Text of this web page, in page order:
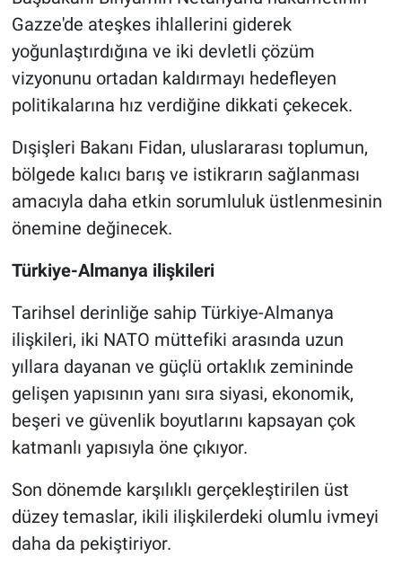
Gazze'de ateşkes ihlallerini giderek
yoğunlaştırdığına ve iki devletli çözüm
vizyonunu ortadan kaldırmayı hedefleyen
politikalarına hız verdiğine dikkati çekecek.
Dışişleri Bakanı Fidan, uluslararası toplumun,
bölgede kalıcı barış ve istikrarın sağlanması
amacıyla daha etkin sorumluluk üstlenmesinin
önemine değinecek.
Türkiye-Almanya ilişkileri
Tarihsel derinliğe sahip Türkiye-Almanya
ilişkileri, iki NATO müttefiki arasında uzun
yıllara dayanan ve güçlü ortaklık zemininde
gelişen yapısının yanı sıra siyasi, ekonomik,
beşeri ve güvenlik boyutlarını kapsayan çok
katmanlı yapısıyla öne çıkıyor.
Son dönemde karşılıklı gerçekleştirilen üst
düzey temaslar, ikili ilişkilerdeki olumlu ivmeyi
daha da pekiştiriyor.